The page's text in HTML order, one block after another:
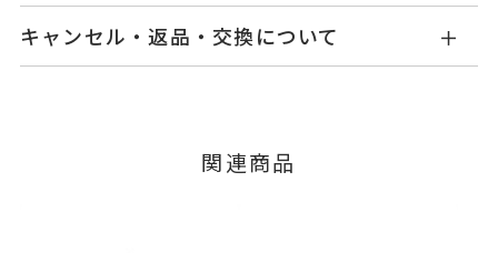
素材
Pt900
石
ダイヤモンド 0.30～0.349ct
てご案内いたします。
詳しくはこちら
キャンセル・返品・交換について
ージの購入履歴一覧よりご注文状況をご確認いた
関連商品